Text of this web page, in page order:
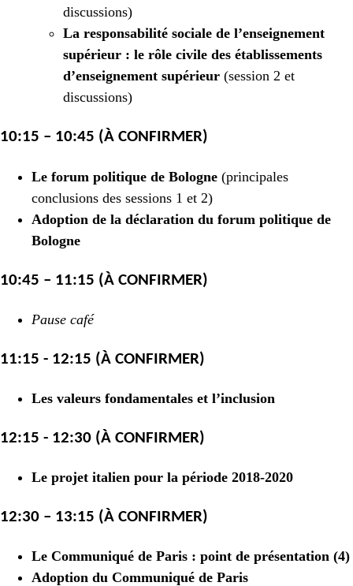
discussions)
La responsabilité sociale de l’enseignement
supérieur : le rôle civile des établissements
d’enseignement supérieur (session 2 et
discussions)
10:15 – 10:45 (À CONFIRMER)
Le forum politique de Bologne (principales
conclusions des sessions 1 et 2)
Adoption de la déclaration du forum politique de
Bologne
10:45 – 11:15 (À CONFIRMER)
Pause café
11:15 - 12:15 (À CONFIRMER)
Les valeurs fondamentales et l’inclusion
12:15 - 12:30 (À CONFIRMER)
Le projet italien pour la période 2018-2020
12:30 – 13:15 (À CONFIRMER)
Le Communiqué de Paris : point de présentation (4)
Adoption du Communiqué de Paris